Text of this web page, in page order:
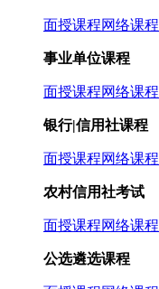
面授课程网络课程
事业单位课程
面授课程网络课程
银行|信用社课程
面授课程网络课程
农村信用社考试
面授课程网络课程
公选遴选课程